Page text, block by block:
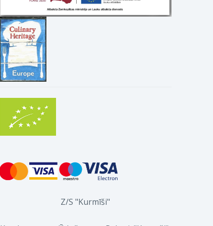
Z/S "Kurmīši"